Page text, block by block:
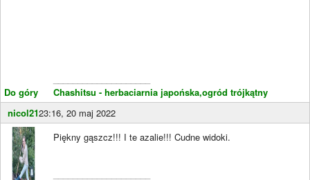
Do góry
Chashitsu - herbaciarnia japońska,ogród trójkątny
nicol2123:16, 20 maj 2022
Piękny gąszcz!!! I te azalie!!! Cudne widoki.